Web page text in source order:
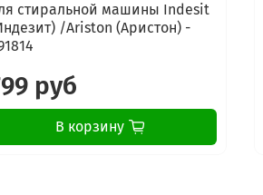
стиральной машины Indesit
/Ariston (Аристон) -
руб
В корзину